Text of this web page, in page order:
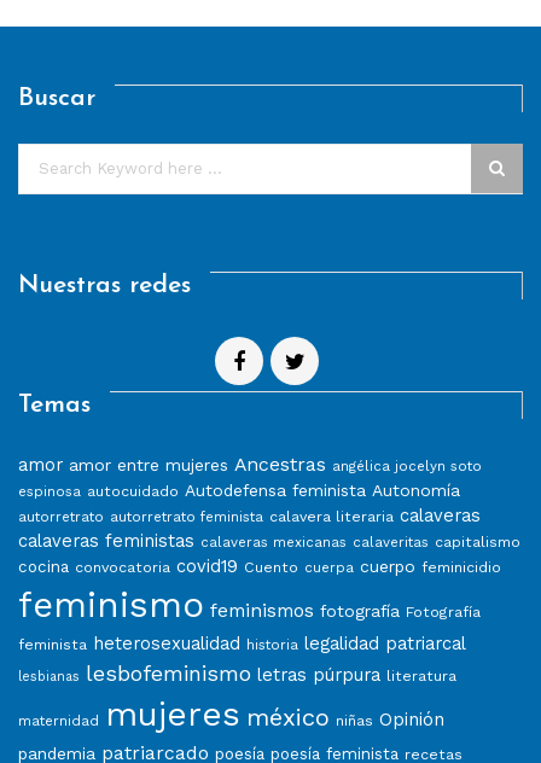
Buscar
Nuestras redes
Temas
amor amor entre mujeres Ancestras angélica jocelyn soto
espinosa autocuidado Autodefensa feminista Autonomía
autorretrato autorretrato feminista calavera literaria calaveras
calaveras feministas calaveras mexicanas calaveritas capitalismo
cocina convocatoria covid19 Cuento cuerpa cuerpo feminicidio
feminismo feminismos fotografía Fotografía
feminista heterosexualidad historia legalidad patriarcal
lesbianas lesbofeminismo letras púrpura literatura
maternidad mujeres méxico niñas Opinión
pandemia patriarcado poesía poesía feminista recetas